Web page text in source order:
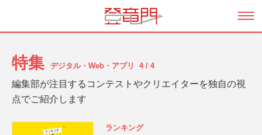
特集 デジタル・Web・アプリ 4 / 4
編集部が注目するコンテストやクリエイターを独自の視
点でご紹介します
ランキング